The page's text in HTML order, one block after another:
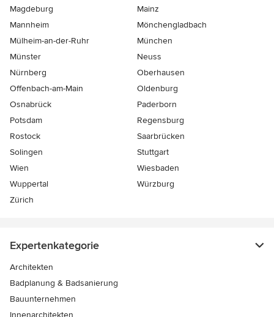
Magdeburg
Mainz
Mannheim
Mönchen­gladbach
Mülheim-an-der-Ruhr
München
Münster
Neuss
Nürnberg
Oberhausen
Offenbach-am-Main
Oldenburg
Osnabrück
Paderborn
Potsdam
Regensburg
Rostock
Saarbrücken
Solingen
Stuttgart
Wien
Wiesbaden
Wuppertal
Würzburg
Zürich
Expertenkategorie
Architekten
Badplanung & Badsanierung
Bauunternehmen
Innenarchitekten